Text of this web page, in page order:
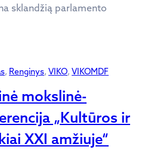
sklandžią parlamento
, Renginys, VIKO, VIKOMDF
mokslinė-
„Kultūros ir
XXI amžiuje“